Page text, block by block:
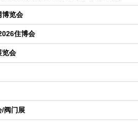
博览会
住博会
览会
/阀门展